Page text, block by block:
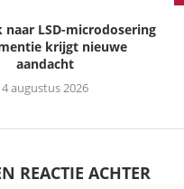
naar LSD-microdosering
krijgt nieuwe
aandacht
4 augustus 2026
REACTIE ACHTER